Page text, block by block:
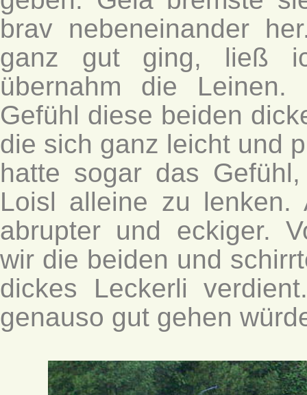
brav nebeneinander
ganz gut ging, ließ
übernahm die
Gefühl diese beiden
die sich ganz leicht und
hatte sogar das
Loisl alleine zu lenken.
abrupter und eckiger.
wir die beiden und
dickes Leckerli
genauso gut gehen